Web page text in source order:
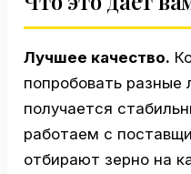
Лучшее качество.
попробовать разные
получается
работаем с
отбирают зерно на